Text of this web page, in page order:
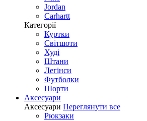
Jordan
Carhartt
Категорії
Куртки
Світшоти
Худі
Штани
Легінси
Футболки
Шорти
Аксесуари
Аксесуари Переглянути все
Рюкзаки